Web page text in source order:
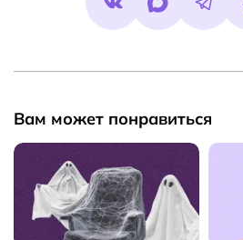
Вам может понравиться